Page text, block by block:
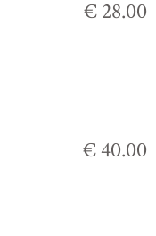
€ 28.00
€ 40.00